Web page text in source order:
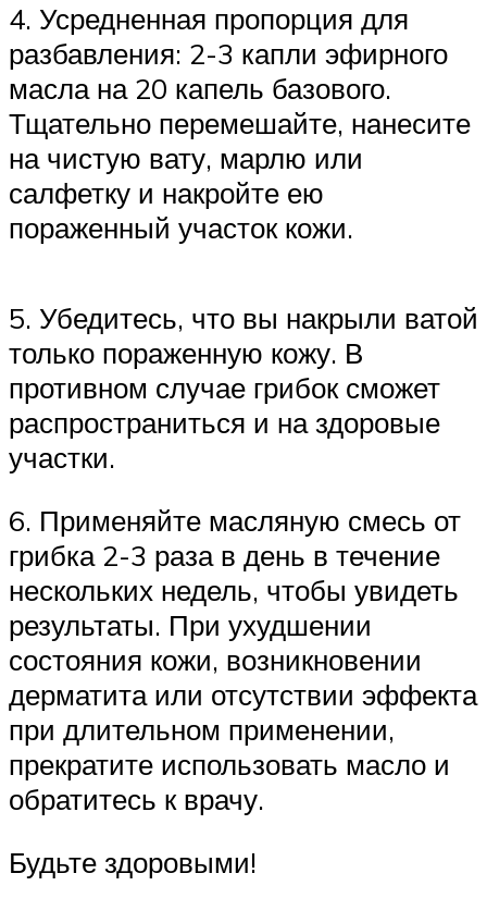
4. Усредненная пропорция для
разбавления: 2-3 капли эфирного
масла на 20 капель базового.
Тщательно перемешайте, нанесите
на чистую вату, марлю или
салфетку и накройте ею
пораженный участок кожи.
5. Убедитесь, что вы накрыли ватой
только пораженную кожу. В
противном случае грибок сможет
распространиться и на здоровые
участки.
6. Применяйте масляную смесь от
грибка 2-3 раза в день в течение
нескольких недель, чтобы увидеть
результаты. При ухудшении
состояния кожи, возникновении
дерматита или отсутствии эффекта
при длительном применении,
прекратите использовать масло и
обратитесь к врачу.
Будьте здоровыми!